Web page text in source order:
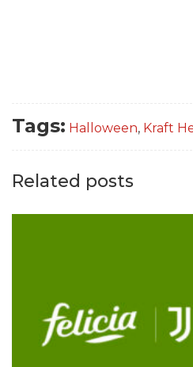
Tags: Halloween, Kraft
Related posts